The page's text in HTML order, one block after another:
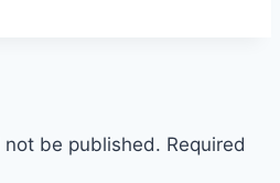
be published. Required